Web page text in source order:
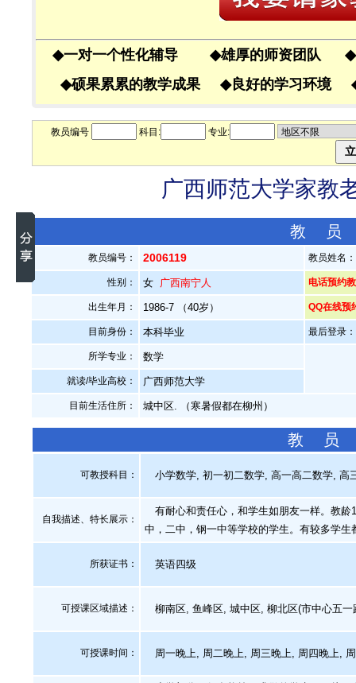
◆一对一个性化辅导 ◆雄厚的师资团队 ◆
◆硕果累累的教学成果 ◆良好的学习环境
教员编号 科目: 专业:
广西师范大学家教
教
教员编号： 2006119 教员姓名
性别： 女 广西南宁人 电话预约
出生年月： 1986-7 （40岁） QQ在线预
目前身份： 本科毕业 最后登录
所学专业： 数学
就读/毕业高校： 广西师范大学
目前生活住所： 城中区. （寒暑假都在柳州）
教 员
可教授科目： 小学数学, 初一初二数学, 高一高二数学, 高
自我描述、特长展示 ：
有耐心和责任心，和学生如朋友一样。教龄
中，二中，钢一中等学校的学生。有较多学
所获证书 ： 英语四级
可授课区域描述： 柳南区, 鱼峰区, 城中区, 柳北区(市中心五一
可授课时间： 周一晚上, 周二晚上, 周三晚上, 周四晚上,